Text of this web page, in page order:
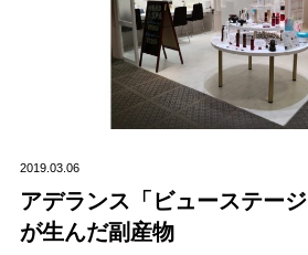
2019.03.06
アデランス「ビューステー
が生んだ副産物